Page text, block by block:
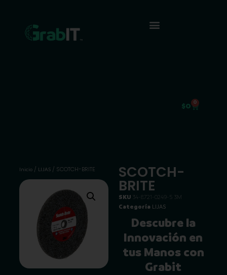
$0 0
Inicio/ LIJAS/ SCOTCH-BRITE SCOTCH-
BRITE
SKU 34-8721-0249-5 3M
Categoría LIJAS
Descubre la
Innovación en
tus Manos con
Grabit